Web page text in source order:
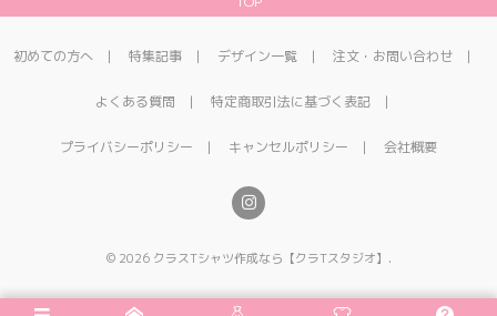
初めての方へ 特集記事 デザイン一覧 注文・お問い合わせ
よくある質問 特定商取引法に基づく表記
プライバシーポリシー キャンセルポリシー 会社概要
© 2026 クラスTシャツ作成なら【クラTスタジオ】 .